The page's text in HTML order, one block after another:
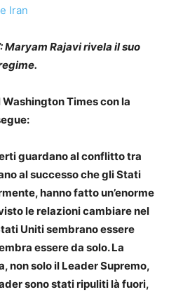
Iran
Maryam Rajavi rivela il suo
Times con la
guardano al conflitto tra
al successo che gli Stati
hanno fatto un’enorme
le relazioni cambiare nel
Uniti sembrano essere
essere da solo. La
non solo il Leader Supremo,
sono stati ripuliti là fuori,